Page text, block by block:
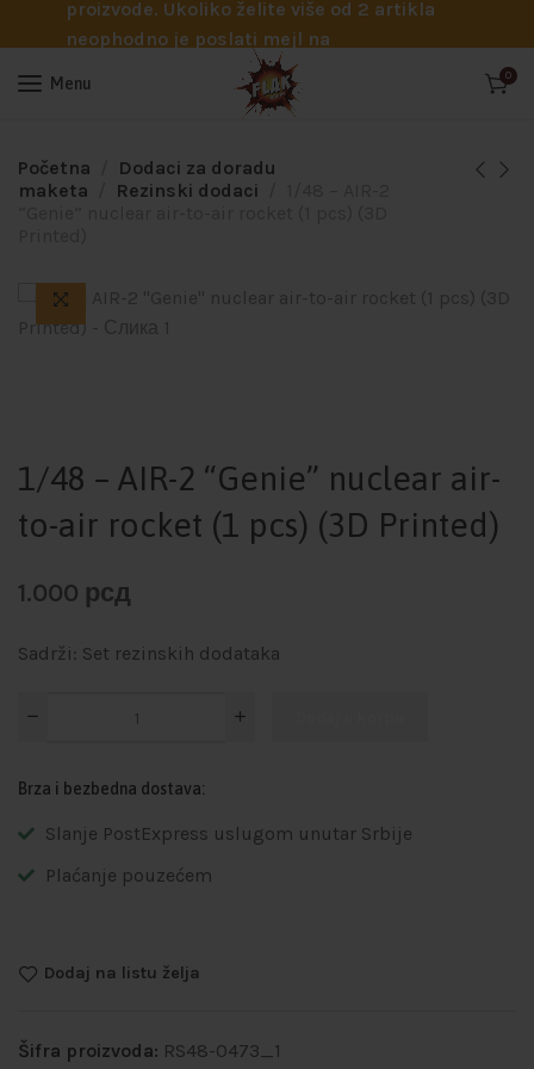
proizvode. Ukoliko želite više od 2 artikla
neophodno je poslati mejl na
info@flakhobby.com sa preciznim šiframa
proizvoda. Svakako nas možete pozvati
potrebna pomoć oko odabira.
Menu 0
Početna
Dodaci za doradu
maketa
Rezinski dodaci
1/48 – AIR-2 “Genie” nuclear air-
to-air rocket (1 pcs) (3D Printed)
1.000 рсд
Sadrži: Set rezinskih dodataka
Brza i bezbedna dostava:
Slanje PostExpress uslugom unutar Srbije
Plaćanje pouzećem
Dodaj na listu želja
Šifra proizvoda: RS48-0473_1